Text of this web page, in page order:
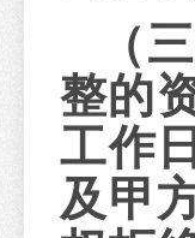
（
整的
工作
及甲